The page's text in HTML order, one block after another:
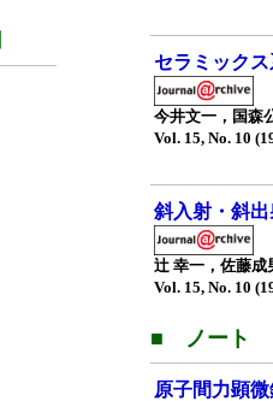
セラミック
今井文一，国森
Vol. 15, No. 10
斜入射・斜
辻 幸一，佐藤成
Vol. 15, No. 10
■ ノート
原子間力顕